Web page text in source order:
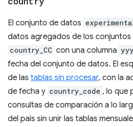
El conjunto de datos
datos agregados de los
country_CC con una columna
fecha del conjunto de datos. El
de las tablas sin procesar, con la
de fecha y country_code , lo que
consultas de comparación a lo
del país sin unir las tablas